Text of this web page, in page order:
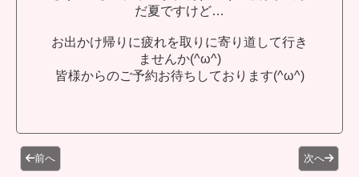
だ夏ですけど…
お出かけ帰りに疲れを取りに寄り道して行き
ませんか(^ω^)
皆様からのご予約お待ちしております(^ω^)
前へ 次へ